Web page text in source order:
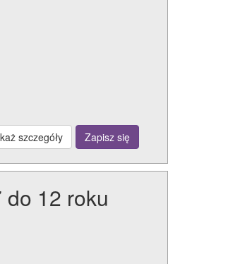
szczegóły
Zapisz się
do 12 roku